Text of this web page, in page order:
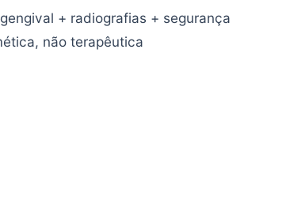
+ radiografias + segurança
não terapêutica